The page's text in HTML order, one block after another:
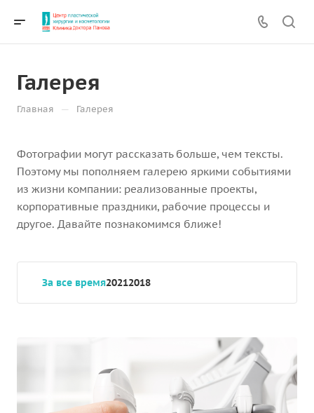
Галерея
Главная — Галерея
Фотографии могут рассказать больше, чем тексты.
Поэтому мы пополняем галерею яркими событиями
из жизни компании: реализованные проекты,
корпоративные праздники, рабочие процессы и
другое. Давайте познакомимся ближе!
За все время20212018